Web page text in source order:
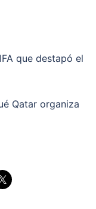
que destapó el
Qatar organiza